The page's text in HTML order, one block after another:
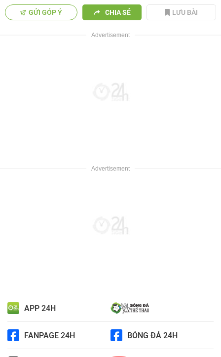
GỬI GÓP Ý CHIA SẺ LƯU BÀI
APP 24H
FANPAGE 24H BÓNG ĐÁ 24H